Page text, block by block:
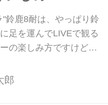
鈴鹿8耐は、やっぱり鈴
足を運んでLIVEで観る
の楽しみ方ですけど、
ちで1人でBS日テレや
）などで観戦・・・と
郎